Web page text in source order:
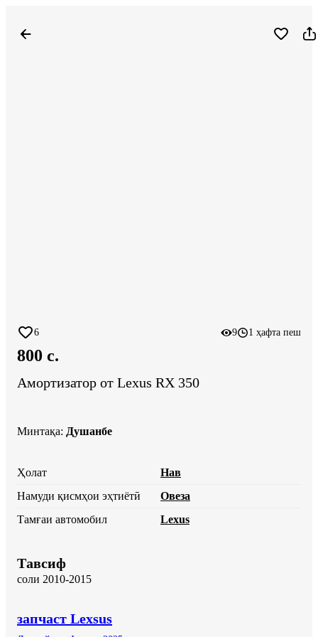
6 9 1 ҳафта пеш
800 c.
Амортизатор от Lexus RX 350
Минтақа: Душанбе
Ҳолат
Нав
Намуди қисмҳои эҳтиётӣ
Овеза
Тамғаи автомобил
Lexus
Тавсиф
соли 2010-2015
запчаст Lexsus